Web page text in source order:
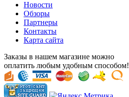
Новости
Обзоры
Партнеры
Контакты
Карта сайта
Заказы в нашем магазине можно
оплатить любым удобным способом!